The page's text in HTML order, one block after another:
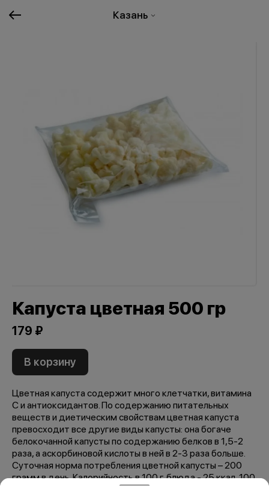
Казань
Капуста цветная 500 гр
179 ₽
В корзину
Цветная капуста содержит много клетчатки, витамина
С и антиоксидантов. По содержанию питательных
веществ и диетическим свойствам цветная капуста
превосходит все другие виды капусты: она богаче
белокочанной капусты по содержанию белков в 1,5-2
раза, а аскорбиновой кислоты в ней в 2-3 раза больше.
Суточная норма потребления цветной капусты – 200
грамм в день. Калорийность в 100 г. блюда - 25 ккал, 100